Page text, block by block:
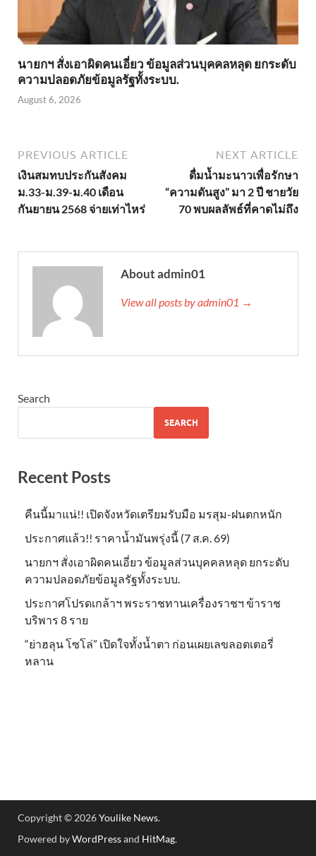
นายกฯ สั่งเอาผิดคนเอี่ยว ข้อมูลส่วนบุคคลหลุด ยกระดับ
ความปลอดภัยข้อมูลรัฐทั้งระบบ.
August 6, 2026
PREVIOUS ARTICLE
เงินสมทบประกันสังคม
ม.33-ม.39-ม.40 เดือน
กันยายน 2568 จ่ายเท่าไหร่
NEXT ARTICLE
ดื่มน้ำมะนาวเพื่อรักษา
“ความดันสูง” มา 2 ปี ชายวัย
70 พบผลลัพธ์ที่คาดไม่ถึง
About admin01
View all posts by admin01 →
Search
SEARCH
Recent Posts
คืนนี้มาแน่!! เปิดจังหวัดเตรียมรับมือ มรสุม-ฝนตกหนัก
ประกาศแล้ว!! ราคาน้ำมันพรุ่งนี้ (7 ส.ค. 69)
นายกฯ สั่งเอาผิดคนเอี่ยว ข้อมูลส่วนบุคคลหลุด ยกระดับ
ความปลอดภัยข้อมูลรัฐทั้งระบบ.
ประกาศโปรดเกล้าฯ พระราชทานเครื่องราชฯ ข้าราช
บริพาร 8 ราย
“ย่าฮลุน โซโล่” เปิดใจทั้งน้ำตา ก่อนเผยเลขลอตเตอรี่
หลาน
Copyright © 2026Youlike News.
Powered byWordPressand HitMag.